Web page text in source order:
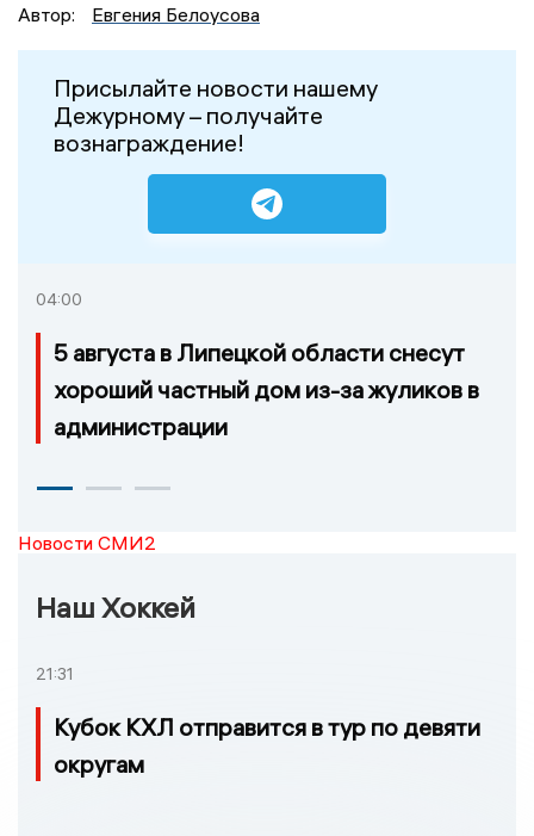
Автор:
Евгения Белоусова
Присылайте новости нашему
Дежурному – получайте
вознаграждение!
04:00
5 августа в Липецкой области снесут
хороший частный дом из-за жуликов в
администрации
Новости СМИ2
Наш Хоккей
21:31
Кубок КХЛ отправится в тур по девяти
округам